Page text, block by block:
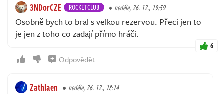
3NDorCZE ROCKETCLUB neděle, 26. 12., 19:59
Osobně bych to bral s velkou rezervou. Přeci jen to
je jen z toho co zadají přímo hráči.
6
Odpovědět
Zathlaen neděle, 26. 12., 18:14